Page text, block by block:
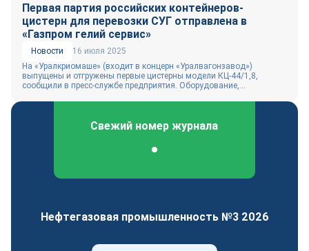
Первая партия российских контейнеров-
цистерн для перевозки СУГ отправлена в
«Газпром гелий сервис»
Новости
16 июля 2025
На «Уралкриомаше» (входит в концерн «Уралвагонзавод»)
выпущены и отгружены первые цистерны модели КЦ-44/1,8,
сообщили в пресс-службе предприятия. Оборудование,...
Свежий номер журнала
Нефтегазовая промышленность №3 2026